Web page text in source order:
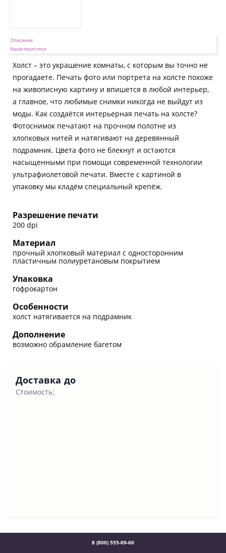
Описание
Характеристики
Холст – это украшение комнаты, с которым вы точно не
прогадаете. Печать фото или портрета на холсте похоже
на живописную картину и впишется в любой интерьер,
а главное, что любимые снимки никогда не выйдут из
моды. Как создаётся интерьерная печать на холсте?
Фотоснимок печатают на прочном полотне из
хлопковых нитей и натягивают на деревянный
подрамник. Цвета фото не блекнут и остаются
насыщенными при помощи современной технологии
ультрафиолетовой печати. Вместе с картиной в
упаковку мы кладём специальный крепёж.
Разрешение печати
200 dpi
Материал
прочный хлопковый материал с односторонним
пластичным полиуретановым покрытием
Упаковка
гофрокартон
Особенности
холст натягивается на подрамник
Дополнение
возможно обрамление багетом
Доставка до
Стоимость:
8 (800) 555-09-60